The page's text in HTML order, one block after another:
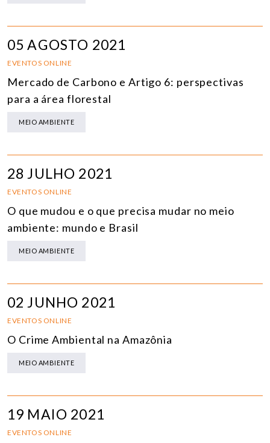
05 AGOSTO 2021
EVENTOS ONLINE
Mercado de Carbono e Artigo 6: perspectivas
para a área florestal
MEIO AMBIENTE
28 JULHO 2021
EVENTOS ONLINE
O que mudou e o que precisa mudar no meio
ambiente: mundo e Brasil
MEIO AMBIENTE
02 JUNHO 2021
EVENTOS ONLINE
O Crime Ambiental na Amazônia
MEIO AMBIENTE
19 MAIO 2021
EVENTOS ONLINE